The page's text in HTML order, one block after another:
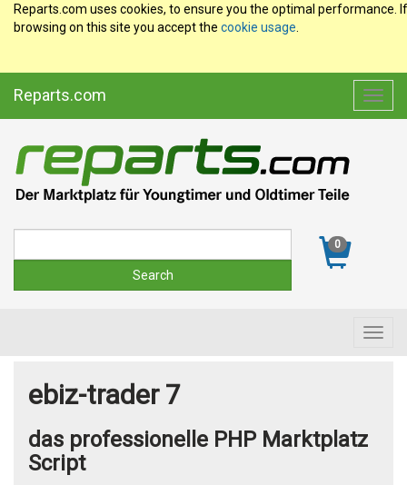
Reparts.com uses cookies, to ensure you the optimal performance.
browsing on this site you accept the cookie usage
Reparts.com
0
ebiz-trader 7
das professionelle PHP Marktplatz
Script